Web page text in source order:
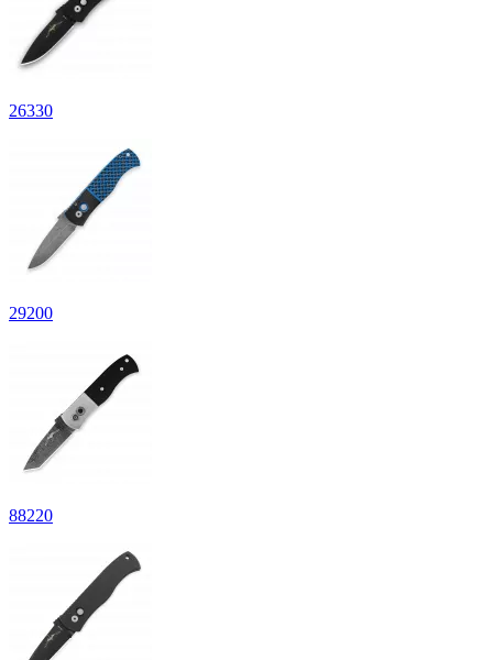
26330
29200
88220